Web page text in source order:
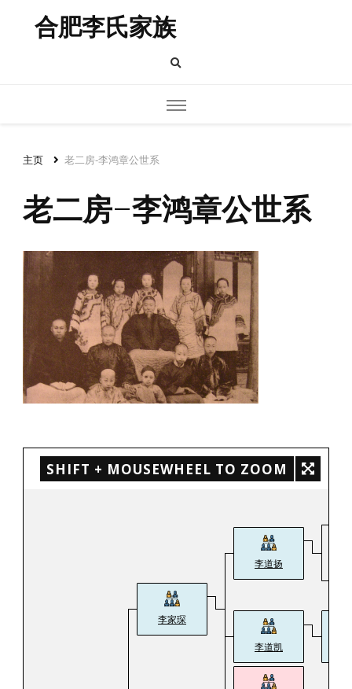
合肥李氏家族
主页 老二房-李鸿章公世系
老二房-李鸿章公世系
SHIFT + MOUSEWHEEL TO ZOOM
李家琛
李道扬
李道凯